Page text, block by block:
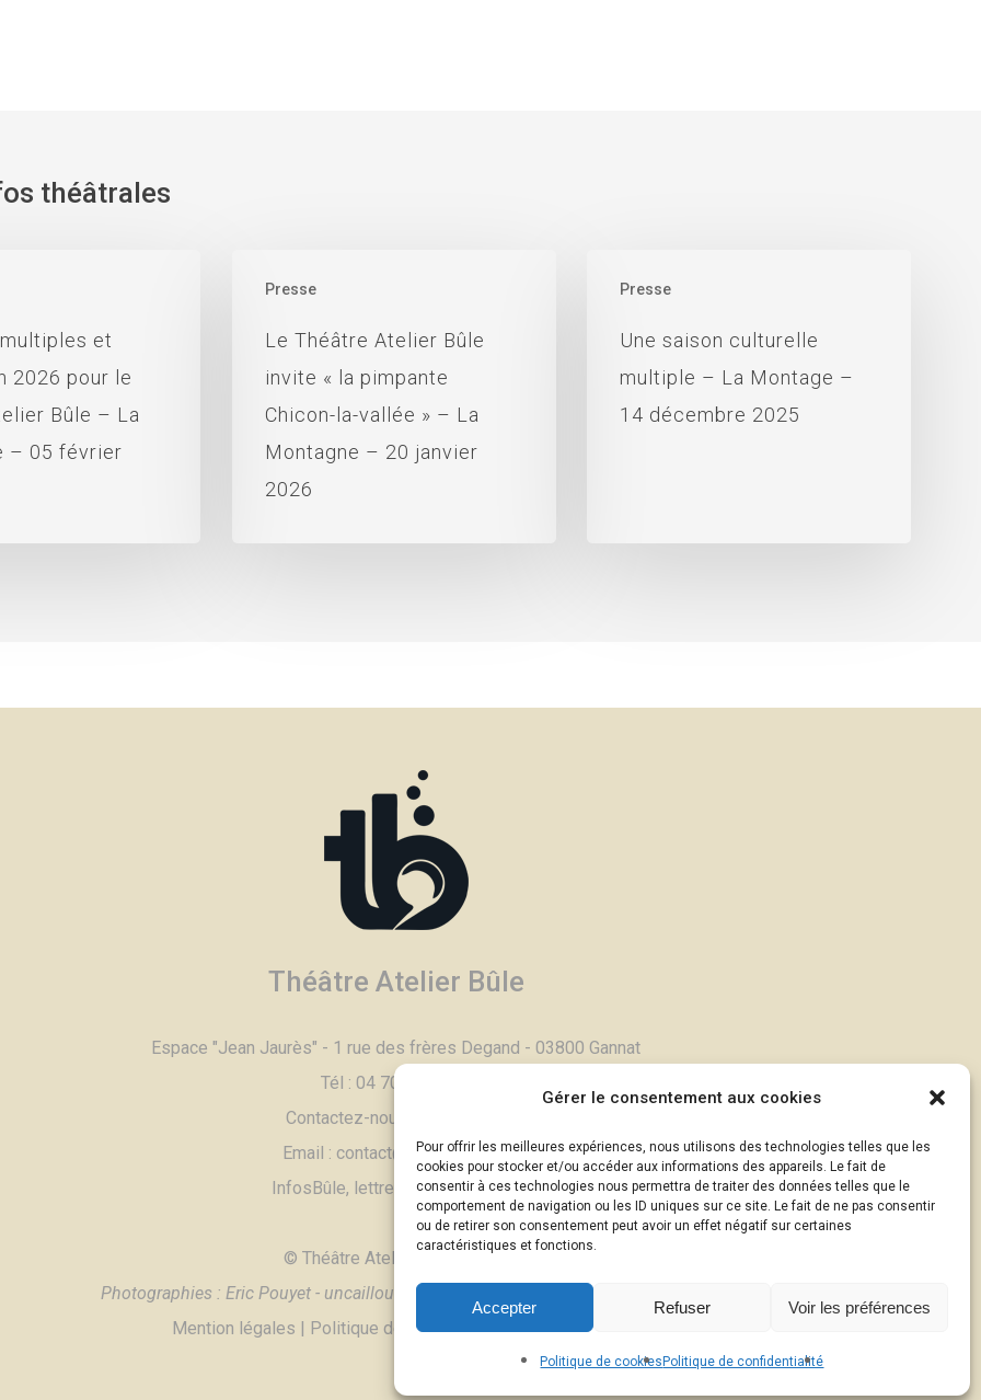
Gérer le consentement aux cookies
Pour offrir les meilleures expériences, nous utilisons des technologies telles que les
cookies pour stocker et/ou accéder aux informations des appareils. Le fait de
consentir à ces technologies nous permettra de traiter des données telles que le
comportement de navigation ou les ID uniques sur ce site. Le fait de ne pas consentir
ou de retirer son consentement peut avoir un effet négatif sur certaines
caractéristiques et fonctions.
Accepter Refuser Voir les préférences
Politique de cookies Politique de confidentialité
théâtrales
et
2026 pour le
Bûle – La
– 05 février
Presse
Le Théâtre Atelier Bûle
invite « la pimpante
Chicon-la-vallée » – La
Montagne – 20 janvier
2026
Presse
Une saison culturelle
multiple – La Montage –
14 décembre 2025
Théâtre Atelier Bûle
Espace "Jean Jaurès" - 1 rue des frères Degand - 03800 Gannat
Tél : 04 70 90 11 79
Contactez-nous,
Email : contact@theatrebule.fr
InfosBûle, lettre d'informations >
© Théâtre Atelier Bûle - 2025
Photographies : Eric Pouyet - uncaillou.blogspot.com
(sauf mention contraire)
Mention légales | Politique de confidentialité des données